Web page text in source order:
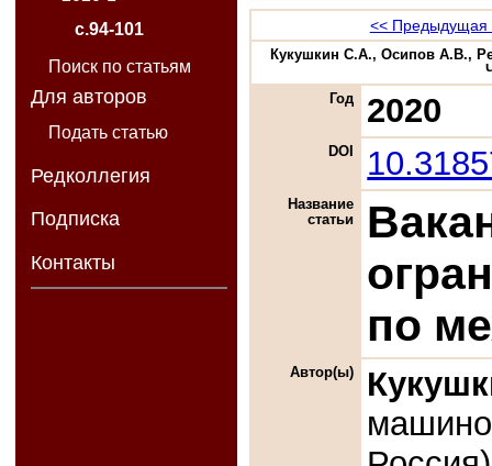
с.94-101
Поиск по статьям
Для авторов
Подать статью
Редколлегия
Подписка
Контакты
<< Предыдущая
Кукушкин С.А., Осипов А.В.,
Год
2020
DOI
Название
статьи
по
Автор(ы)